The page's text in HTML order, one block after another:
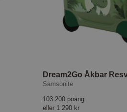
Samsonite
103 200 poäng
eller 1 290 kr